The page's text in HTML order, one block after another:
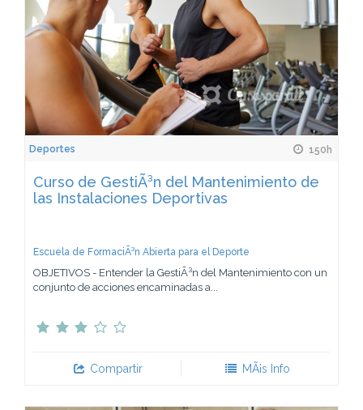
Deportes 150h
Curso de GestiÃ³n del Mantenimiento de
las Instalaciones Deportivas
Escuela de FormaciÃ³n Abierta para el Deporte
OBJETIVOS - Entender la GestiÃ³n del Mantenimiento con un
conjunto de acciones encaminadas a...
Compartir MÃ¡s Info